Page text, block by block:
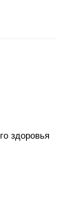
здоровья